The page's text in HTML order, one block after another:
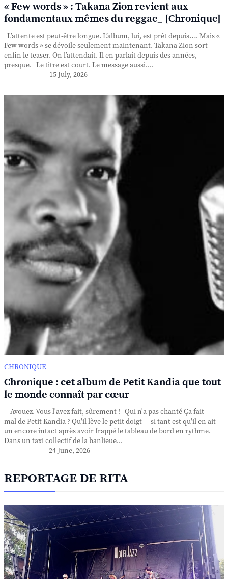
« Few words » : Takana Zion revient aux
fondamentaux mêmes du reggae_ [Chronique]
L’attente est peut-être longue. L’album, lui, est prêt depuis…. Mais «
Few words » se dévoile seulement maintenant. Takana Zion sort
enfin le teaser. On l’attendait. Il en parlait depuis des années,
presque. Le titre est court. Le message aussi....
15 July, 2026
CHRONIQUE
Chronique : cet album de Petit Kandia que tout
le monde connaît par cœur
Avouez. Vous l'avez fait, sûrement ! Qui n'a pas chanté Ça fait
mal de Petit Kandia ? Qu'il lève le petit doigt — si tant est qu'il en ait
un encore intact après avoir frappé le tableau de bord en rythme.
Dans un taxi collectif de la banlieue...
24 June, 2026
REPORTAGE DE RITA